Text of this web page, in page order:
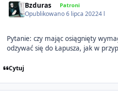
Bzduras Patroni
Opublikowano6 lipca 20224 l
Pytanie: czy mając osiągnięty
odzywać się do Łapusza, jak w
Cytuj